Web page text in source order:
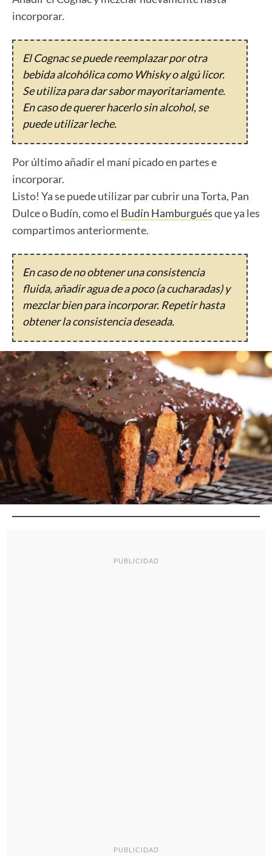
incorporar.
El Cognac se puede reemplazar por otra
bebida alcohólica como Whisky o algú licor.
Se utiliza para dar sabor mayoritariamente.
En caso de querer hacerlo sin alcohol, se
puede utilizar leche.
Por último añadir el maní picado en partes e
incorporar.
Listo! Ya se puede utilizar par cubrir una Torta, Pan
Dulce o Budín, como el Budín Hamburguésque ya les
compartimos anteriormente.
En caso de no obtener una consistencia
fluida, añadir agua de a poco (a cucharadas) y
mezclar bien para incorporar. Repetir hasta
obtener la consistencia deseada.
PUBLICIDAD
PUBLICIDAD